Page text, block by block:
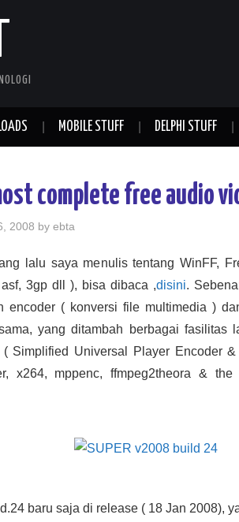
MOBILE STUFF DELPHI STUFF
complete free audio
2008 by ebta
lalu saya menulis tentang WinFF,
3gp dll ), bisa dibaca ,disini.
encoder ( konversi file multimedia )
yang ditambah berbagai fasilitas
Simplified Universal Player Encoder
x264, mppenc, ffmpeg2theora & the
baru saja di release ( 18 Jan 2008),